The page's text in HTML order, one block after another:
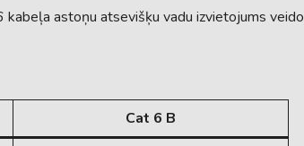
astoņu atsevišķu vadu izvietojums veido
Cat 6 B